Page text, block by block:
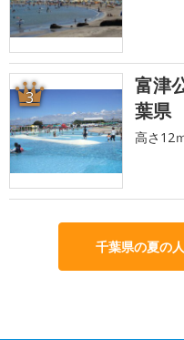
3
富津
葉県
高さ12
千葉県の夏の